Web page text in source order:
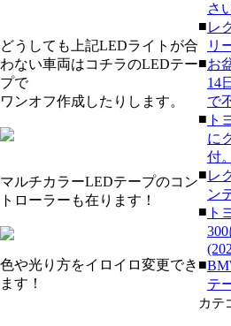
どうしても上記LEDライトが合
わない車両はコチラのLEDテー
プで
ワンオフ作成したりします。
マルチカラーLEDテープのコン
トローラーも在ります！
色や光り方をイロイロ変更でき
ます！
さ
■レ
リ
■お
14
で
■ ト
に
付
■レ
ン
■ ト
■
テ
カテ